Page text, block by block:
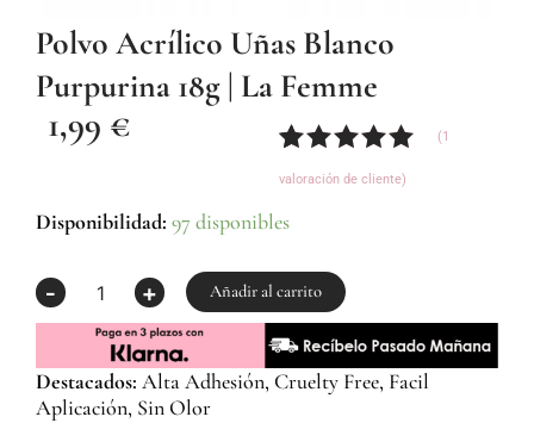
Polvo Acrílico Uñas Blanco
Purpurina 18g | La Femme
1,99 €
Valorado
de
5 en base
1
valoración
de un
cliente
(1
valoración de cliente)
Disponibilidad: 97 disponibles
-
Polvo
Blanco
Purpurina
La
Femme
+ Añadir al carrito
Destacados: Alta Adhesión, Cruelty Free, Facil
Aplicación, Sin Olor